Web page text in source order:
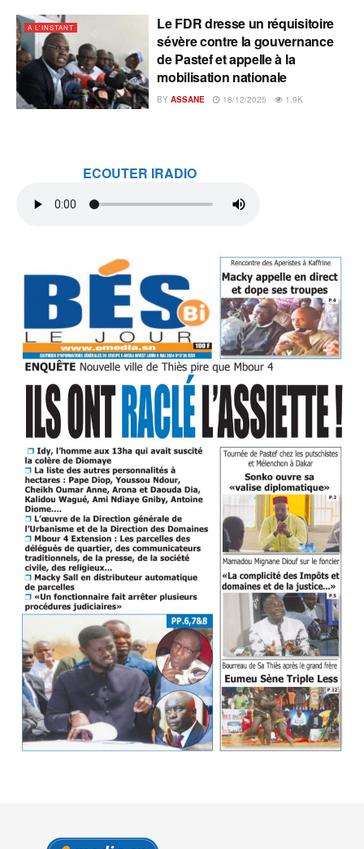
A L'INSTANT
Le FDR dresse un réquisitoire
sévère contre la gouvernance
de Pastef et appelle à la
mobilisation nationale
BY ASSANE 18/12/2025 1.9K
ECOUTER IRADIO